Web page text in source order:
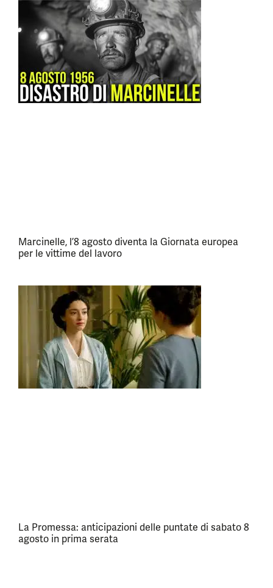
Marcinelle, l’8 agosto diventa la Giornata europea
per le vittime del lavoro
La Promessa: anticipazioni delle puntate di sabato 8
agosto in prima serata